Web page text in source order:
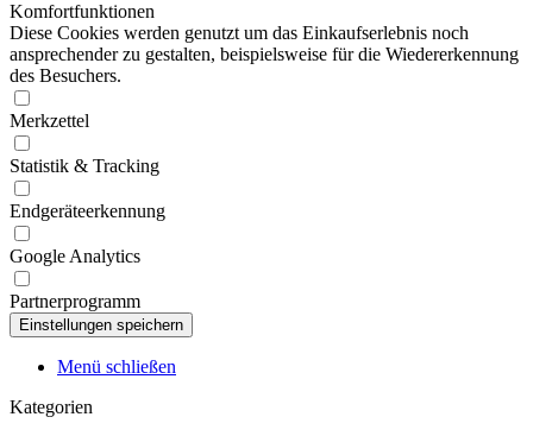
Komfortfunktionen
Diese Cookies werden genutzt um das Einkaufserlebnis noch
ansprechender zu gestalten, beispielsweise für die Wiedererkennung
des Besuchers.
Merkzettel
Statistik & Tracking
Endgeräteerkennung
Google Analytics
Partnerprogramm
Menü schließen
Kategorien